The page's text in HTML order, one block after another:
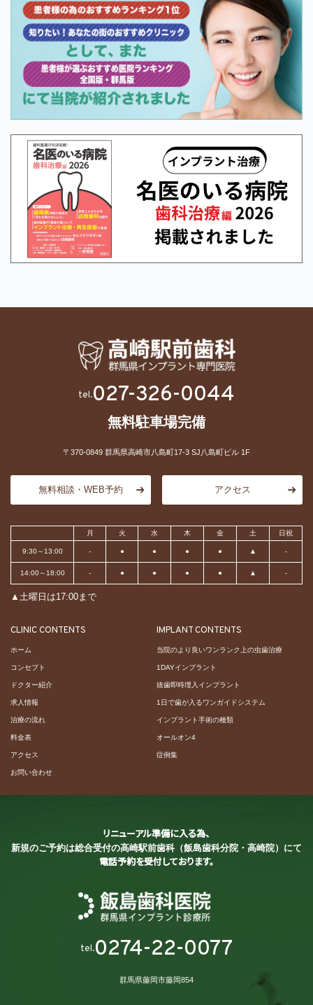
tel.027-326-0044
無料駐車場完備
〒370-0849 群馬県高崎市八島町17-3 SJ八島町ビル 1F
無料相談・WEB予約 アクセス
月 火 水 木 金 土 日祝
9:30～13:00 - ● ● ● ● ▲ -
14:00～18:00 - ● ● ● ● ▲ -
▲土曜日は17:00まで
CLINIC CONTENTS
ホーム
コンセプト
ドクター紹介
求人情報
治療の流れ
料金表
アクセス
お問い合わせ
IMPLANT CONTENTS
当院のより良いワンランク上の虫歯治療
1DAYインプラント
抜歯即時埋入インプラント
1日で歯が入るワンガイドシステム
インプラント手術の種類
オールオン4
症例集
リニューアル準備に入る為、
新規のご予約は総合受付の高崎駅前歯科（飯島歯科分院・高崎院）にて
電話予約を受付しております。
tel.0274-22-0077
群馬県藤岡市藤岡854